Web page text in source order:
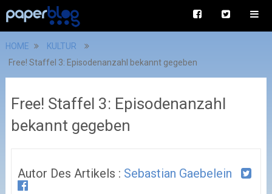
HOME
KULTUR
Free! Staffel 3: Episodenanzahl bekannt gegeben
Free! Staffel 3: Episodenanzahl
bekannt gegeben
Autor Des Artikels : Sebastian Gaebelein